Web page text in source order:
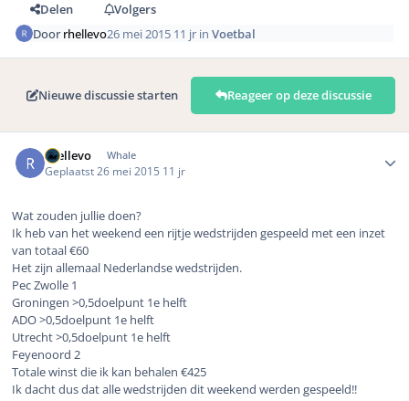
Delen
Volgers
Doorrhellevo26 mei 2015 11 jr inVoetbal
Nieuwe discussie starten Reageer op deze discussie
rhellevo Whale
Geplaatst 26 mei 2015 11 jr
Wat zouden jullie doen?
Ik heb van het weekend een rijtje wedstrijden gespeeld met een inzet
van totaal €60
Het zijn allemaal Nederlandse wedstrijden.
Pec Zwolle 1
Groningen >0,5doelpunt 1e helft
ADO >0,5doelpunt 1e helft
Utrecht >0,5doelpunt 1e helft
Feyenoord 2
Totale winst die ik kan behalen €425
Ik dacht dus dat alle wedstrijden dit weekend werden gespeeld!!